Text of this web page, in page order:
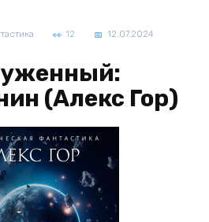
12 12.07.2024
(Алекс Гор)